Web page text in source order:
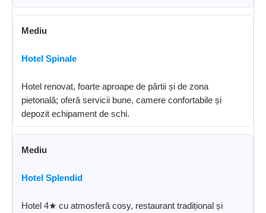
Mediu
Hotel Spinale
Hotel renovat, foarte aproape de pârtii și de zona
pietonală; oferă servicii bune, camere confortabile și
depozit echipament de schi.
Mediu
Hotel Splendid
Hotel 4★ cu atmosferă cosy, restaurant tradițional și